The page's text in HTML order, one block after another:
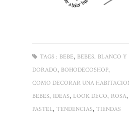
TAGS : BEBE, BEBES, BLANCO Y
DORADO, BOHODECOSHOP,
COMO DECORAR UNA
BEBES, IDEAS, LOOK DECO, ROSA,
PASTEL, TENDENCIAS, TIENDAS